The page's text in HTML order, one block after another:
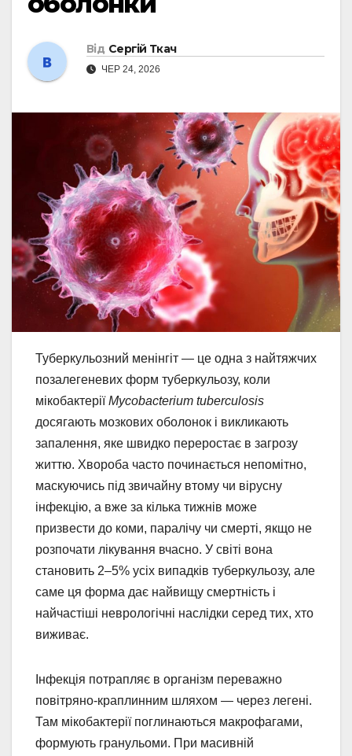
Від Сергій Ткач
ЧЕР 24, 2026
Туберкульозний менінгіт — це одна з найтяжчих
позалегеневих форм туберкульозу, коли
мікобактеріїMycobacterium tuberculosis
досягають мозкових оболонок і викликають
запалення, яке швидко переростає в загрозу
життю. Хвороба часто починається непомітно,
маскуючись під звичайну втому чи вірусну
інфекцію, а вже за кілька тижнів може
призвести до коми, паралічу чи смерті, якщо не
розпочати лікування вчасно. У світі вона
становить 2–5% усіх випадків туберкульозу, але
саме ця форма дає найвищу смертність і
найчастіші неврологічні наслідки серед тих, хто
виживає.
Інфекція потрапляє в організм переважно
повітряно-краплинним шляхом — через легені.
Там мікобактерії поглинаються макрофагами,
формують гранульоми. При масивній